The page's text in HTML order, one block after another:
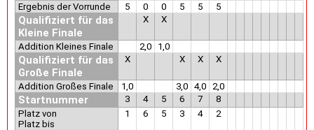
Ergebnis der Vorrunde
5 0 0 5 5 5
Qualifiziert für das
Kleine Finale
X X
Addition Kleines Finale 2,0 1,0
Qualifiziert für das
Große Finale
X X X X
Addition Großes Finale 1,0 3,0 4,0 2,0
Startnummer 3 4 5 6 7
8
Platz von
Platz bis
1 6 5 3 4 2